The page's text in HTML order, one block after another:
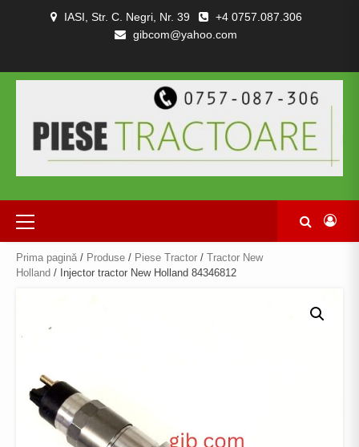
IASI, Str. C. Negri, Nr. 39
+4 0757.087.306
gibcom@yahoo.com
TRACTOARE
SI
COMBINE
NOI
DE
CONFIDENȚIALITATEA
SI
CONDITII
Primary
Menu
Prima pagină / Produse / Piese Tractor / Tractor New
Holland / Injector tractor New Holland 84346812